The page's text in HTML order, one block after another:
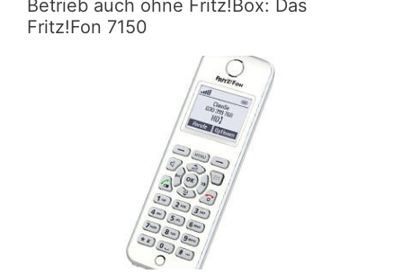
Betrieb auch ohne Fritz!Box: Das
Fritz!Fon 7150